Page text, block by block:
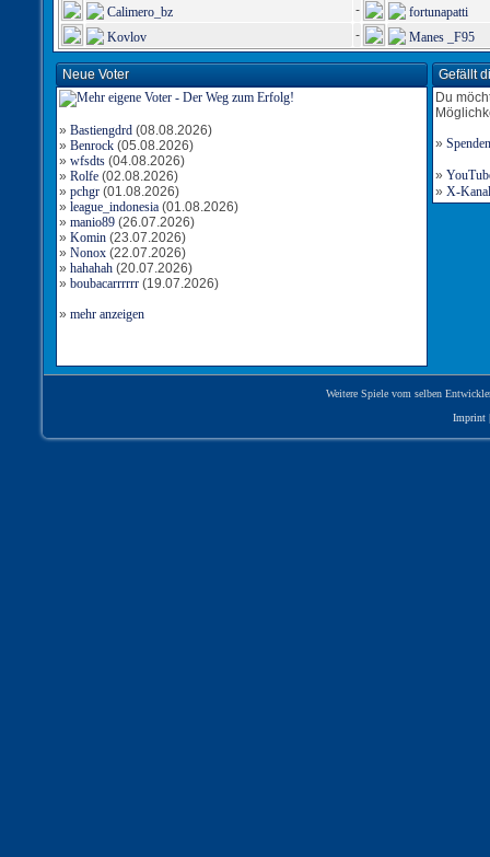
Calimero_bz
-
fortunapatti
Kovlov
- Manes _F95
Neue Voter
» Bastiengdrd (08.08.2026)
» Benrock (05.08.2026)
» wfsdts (04.08.2026)
» Rolfe (02.08.2026)
» pchgr (01.08.2026)
» league_indonesia (01.08.2026)
» manio89 (26.07.2026)
» Komin (23.07.2026)
» Nonox (22.07.2026)
» hahahah (20.07.2026)
» boubacarrrrrr (19.07.2026)
» mehr anzeigen
Gefällt
Du
» Spenden
»
» X-
Weitere Spiele vom selben
Imprint